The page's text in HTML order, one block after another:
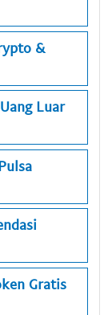
&
Luar
Gratis